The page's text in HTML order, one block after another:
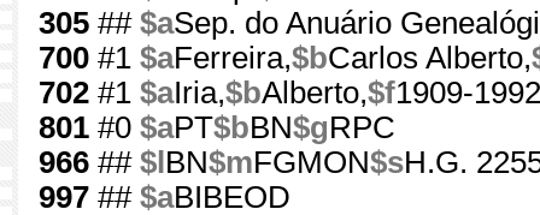
305 ## $aSep. do Anuário
700 #1 $aFerreira,$bCarlos Alberto,
702 #1 $aIria,$bAlberto,$f1909-1992
801 #0 $aPT$bBN$gRPC
966 ## $l BN$mFGMON$sH.G.
997 ## $aBIBEOD